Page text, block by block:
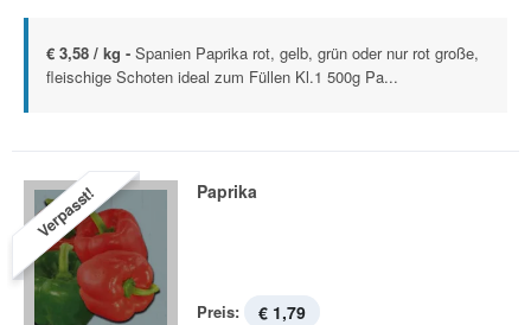
€ 3,58 / kg - Spanien Paprika rot, gelb, grün oder nur rot große,
fleischige Schoten ideal zum Füllen Kl.1 500g Pa...
Verpasst! Paprika
Preis: € 1,79